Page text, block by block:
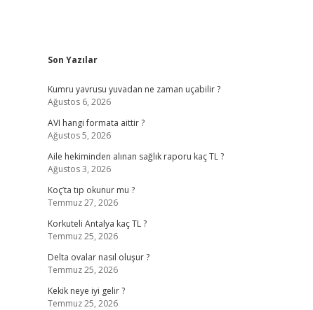
Sidebar
Son Yazılar
Kumru yavrusu yuvadan ne zaman uçabilir ?
Ağustos 6, 2026
AVI hangi formata aittir ?
Ağustos 5, 2026
Aile hekiminden alınan sağlık raporu kaç TL ?
Ağustos 3, 2026
Koç’ta tıp okunur mu ?
Temmuz 27, 2026
Korkuteli Antalya kaç TL ?
Temmuz 25, 2026
Delta ovalar nasıl oluşur ?
Temmuz 25, 2026
Kekik neye iyi gelir ?
Temmuz 25, 2026